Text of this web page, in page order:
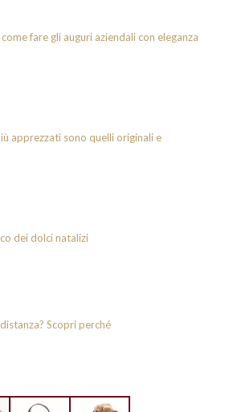
fare gli auguri aziendali con eleganza
apprezzati sono quelli originali e
dei dolci natalizi
Scopri perché